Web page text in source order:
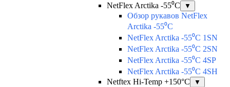
NetFlex Arctika -55⁰C
▼
Обзор рукавов NetFlex
Arctika -55⁰C
NetFlex Arctika -55⁰C 1SN
NetFlex Arctika -55⁰C 2SN
NetFlex Arctika -55⁰C 4SP
NetFlex Arctika -55⁰C 4SH
Netftex Hi-Temp +150°С
▼